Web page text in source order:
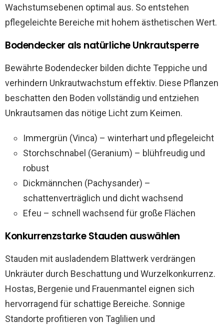
Wachstumsebenen optimal aus. So entstehen
pflegeleichte Bereiche mit hohem ästhetischen Wert.
Bodendecker als natürliche Unkrautsperre
Bewährte Bodendecker bilden dichte Teppiche und
verhindern Unkrautwachstum effektiv. Diese Pflanzen
beschatten den Boden vollständig und entziehen
Unkrautsamen das nötige Licht zum Keimen.
Immergrün (Vinca) – winterhart und pflegeleicht
Storchschnabel (Geranium) – blühfreudig und
robust
Dickmännchen (Pachysander) –
schattenverträglich und dicht wachsend
Efeu – schnell wachsend für große Flächen
Konkurrenzstarke Stauden auswählen
Stauden mit ausladendem Blattwerk verdrängen
Unkräuter durch Beschattung und Wurzelkonkurrenz.
Hostas, Bergenie und Frauenmantel eignen sich
hervorragend für schattige Bereiche. Sonnige
Standorte profitieren von Taglilien und